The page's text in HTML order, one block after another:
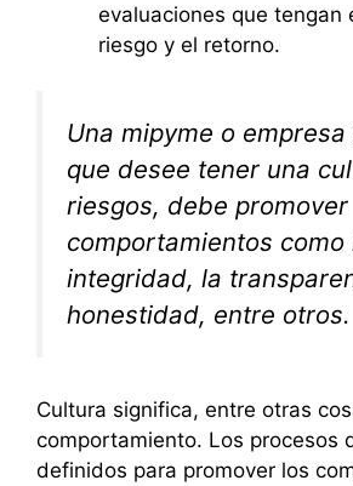
evaluaciones que tengan
riesgo y el retorno.
Una mipyme o
que desee tener una
riesgos, debe promover
comportamientos como
integridad, la
honestidad, entre otros.
Cultura significa, entre otras
comportamiento. Los procesos
definidos para promover los